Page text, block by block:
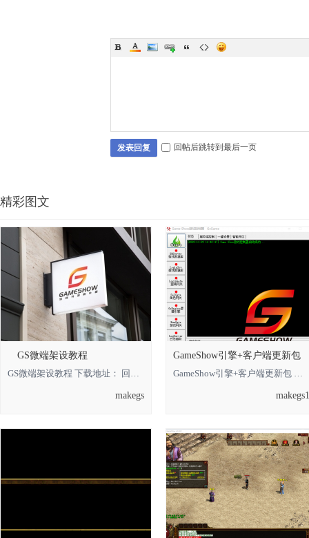
发表回复 回帖后跳转到最后一页
精彩图文
GS微端架设教程
GS微端架设教程 下载地址： 回复可见 **** 本内容被作者隐藏 ****
makegs
GameShow引擎+客户端更新包
GameShow引擎+客户端更新包 下载地址： 回复可见 **** 本内容被作者隐藏 **** *
makegs1